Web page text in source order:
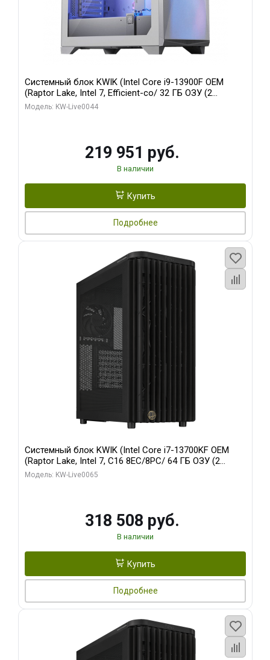
Системный блок KWIK (Intel Core i9-13900F OEM
(Raptor Lake, Intel 7, Efficient-co/ 32 ГБ ОЗУ (2
модуля)/ Gigabyte RTX5070Ti AERO OC 16GB GDDR7
Модель: KW-Live0044
219 951 руб.
В наличии
Купить
Подробнее
Системный блок KWIK (Intel Core i7-13700KF OEM
(Raptor Lake, Intel 7, C16 8EC/8PC/ 64 ГБ ОЗУ (2
модуля)/ ASUS RTX5080 PROART OC 16GB GDDR7
Модель: KW-Live0065
318 508 руб.
В наличии
Купить
Подробнее